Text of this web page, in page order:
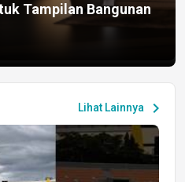
Tampilan Bangunan
Lihat Lainnya chevron_right